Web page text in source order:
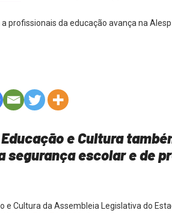
e Cultura
segurança escolar e de
e Cultura da Assembleia Legislativa do